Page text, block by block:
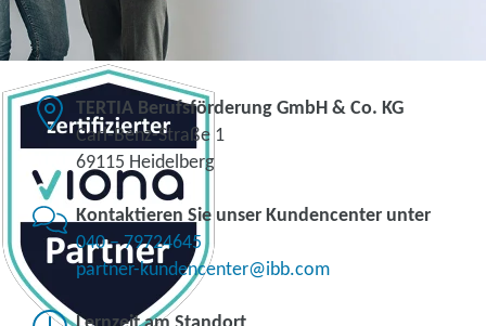
TERTIA Berufsförderung GmbH & Co. KG
Carl-Benz-Straße 1
69115 Heidelberg
Kontaktieren Sie unser Kundencenter unter
040 – 79724645
partner-kundencenter@ibb.com